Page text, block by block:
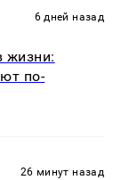
6 дней назад
жизни:
по-
26 минут назад